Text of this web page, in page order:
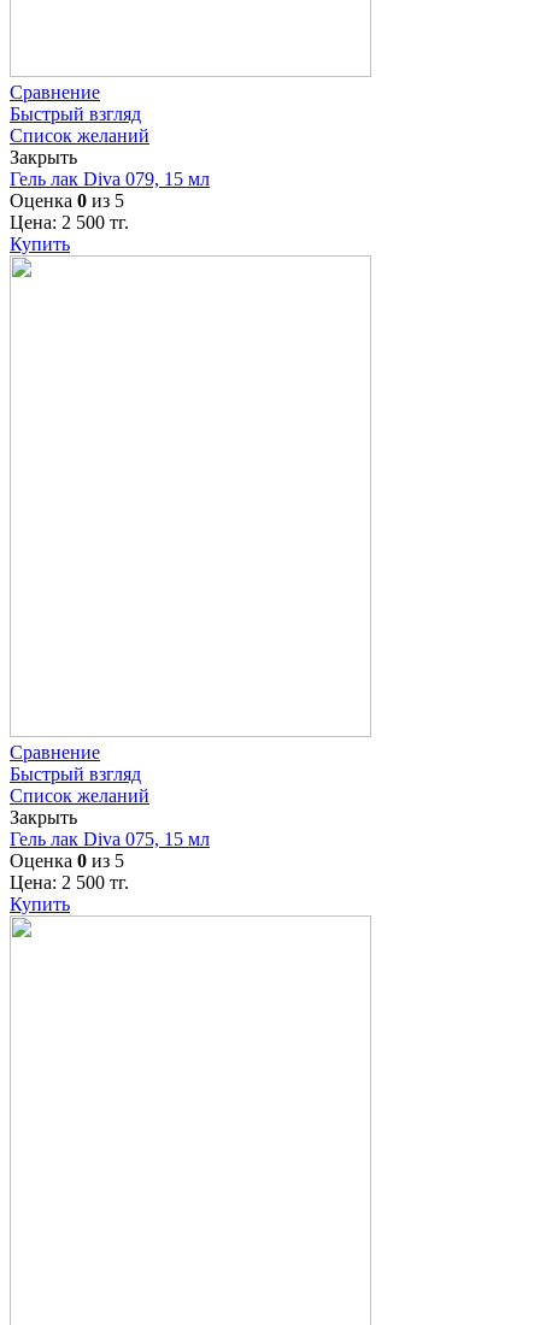
Сравнение
Быстрый взгляд
Список желаний
Закрыть
Гель лак Diva 079, 15 мл
Оценка 0 из 5
Цена: 2 500 тг.
Купить
Сравнение
Быстрый взгляд
Список желаний
Закрыть
Гель лак Diva 075, 15 мл
Оценка 0 из 5
Цена: 2 500 тг.
Купить